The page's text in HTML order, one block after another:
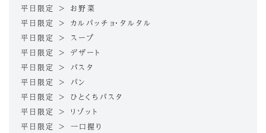
平日限定 > お野菜
平日限定 > カルパッチョ・タルタル
平日限定 > スープ
平日限定 > デザート
平日限定 > パスタ
平日限定 > パン
平日限定 > ひとくちパスタ
平日限定 > リゾット
平日限定 > 一口握り